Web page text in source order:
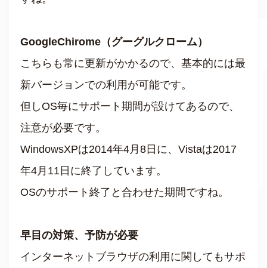
GoogleChirome（グーグルクローム）
こちらも常に更新がかかるので、基本的には最
新バージョンでの利用が可能です。
但しOS毎にサポート期間が設けてあるので、
注意が必要です。
WindowsXPは2014年4月8日に、Vistaは2017
年4月11日に終了しています。
OSのサポート終了と合わせた期間ですね。
早目の対策、予防が必要
インターネットブラウザの利用に関してもサポ